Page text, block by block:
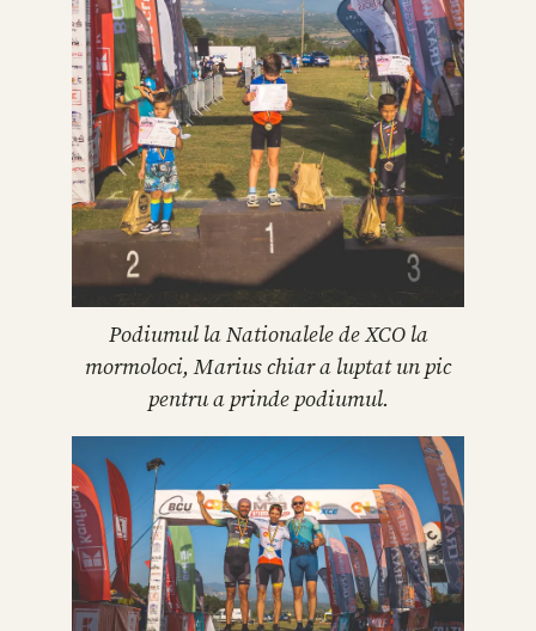
Podiumul la Nationalele de XCO la
mormoloci, Marius chiar a luptat un pic
pentru a prinde podiumul.